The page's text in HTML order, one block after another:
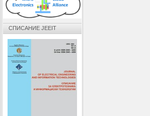
СПИСАНИЕ JEEIT